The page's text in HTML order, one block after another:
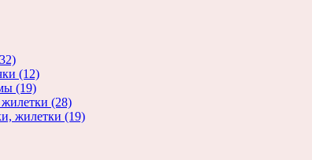
(12)
(19)
жилетки (28)
жилетки (19)